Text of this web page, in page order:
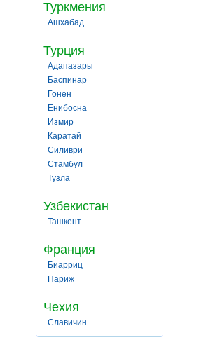
Туркмения
Ашхабад
Турция
Адапазары
Баспинар
Гонен
Енибосна
Измир
Каратай
Силиври
Стамбул
Тузла
Узбекистан
Ташкент
Франция
Биарриц
Париж
Чехия
Славичин